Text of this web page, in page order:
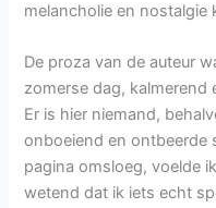
melancholie en nostalgie
De proza van de auteur
zomerse dag,
Er is hier niemand,
onboeiend en ontbeerde
pagina omsloeg, voelde
wetend dat ik iets echt